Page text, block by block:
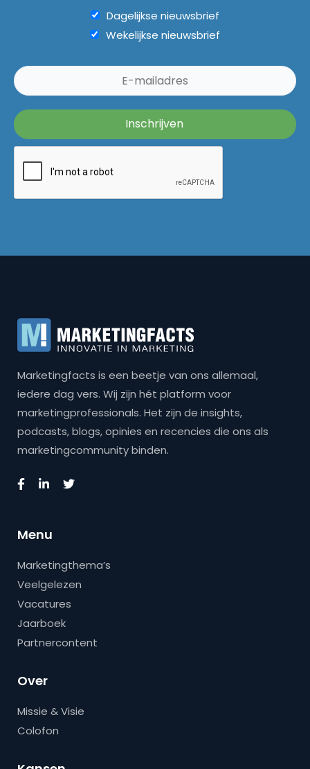
Dagelijkse nieuwsbrief
Wekelijkse nieuwsbrief
Marketingfacts is een beetje van ons allemaal,
iedere dag vers. Wij zijn hét platform voor
marketingprofessionals. Het zijn de insights,
podcasts, blogs, opinies en recencies die ons als
marketingcommunity binden.
Menu
Marketingthema’s
Veelgelezen
Vacatures
Jaarboek
Partnercontent
Over
Missie & Visie
Colofon